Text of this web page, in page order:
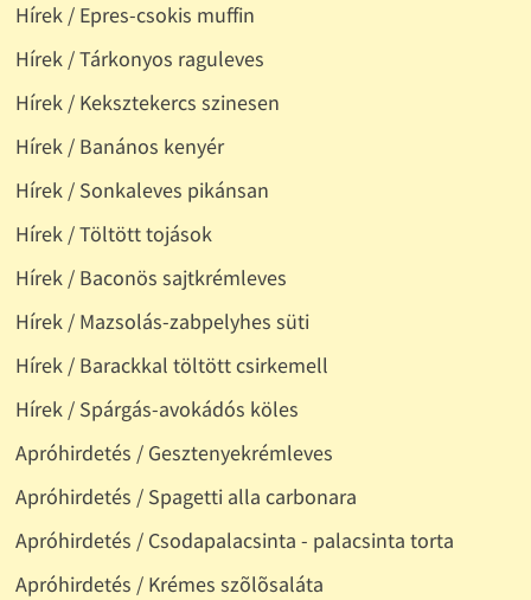
Hírek / Epres-csokis muffin
Hírek / Tárkonyos raguleves
Hírek / Keksztekercs szinesen
Hírek / Banános kenyér
Hírek / Sonkaleves pikánsan
Hírek / Töltött tojások
Hírek / Baconös sajtkrémleves
Hírek / Mazsolás-zabpelyhes süti
Hírek / Barackkal töltött csirkemell
Hírek / Spárgás-avokádós köles
Apróhirdetés / Gesztenyekrémleves
Apróhirdetés / Spagetti alla carbonara
Apróhirdetés / Csodapalacsinta - palacsinta torta
Apróhirdetés / Krémes szõlõsaláta